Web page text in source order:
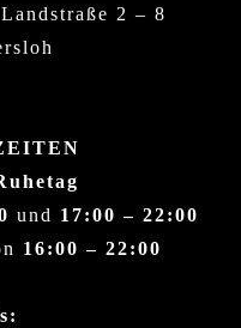
2 – 8
und 17:00 – 22:00
16:00 – 22:00